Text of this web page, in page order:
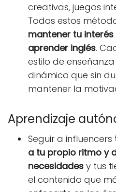
creativas, juegos
Todos estos
mantener tu
aprender inglés.
estilo de
dinámico que sin
mantener la
Aprendizaje
Seguir a influencers
a tu propio ritmo y
necesidades y tus
el contenido que